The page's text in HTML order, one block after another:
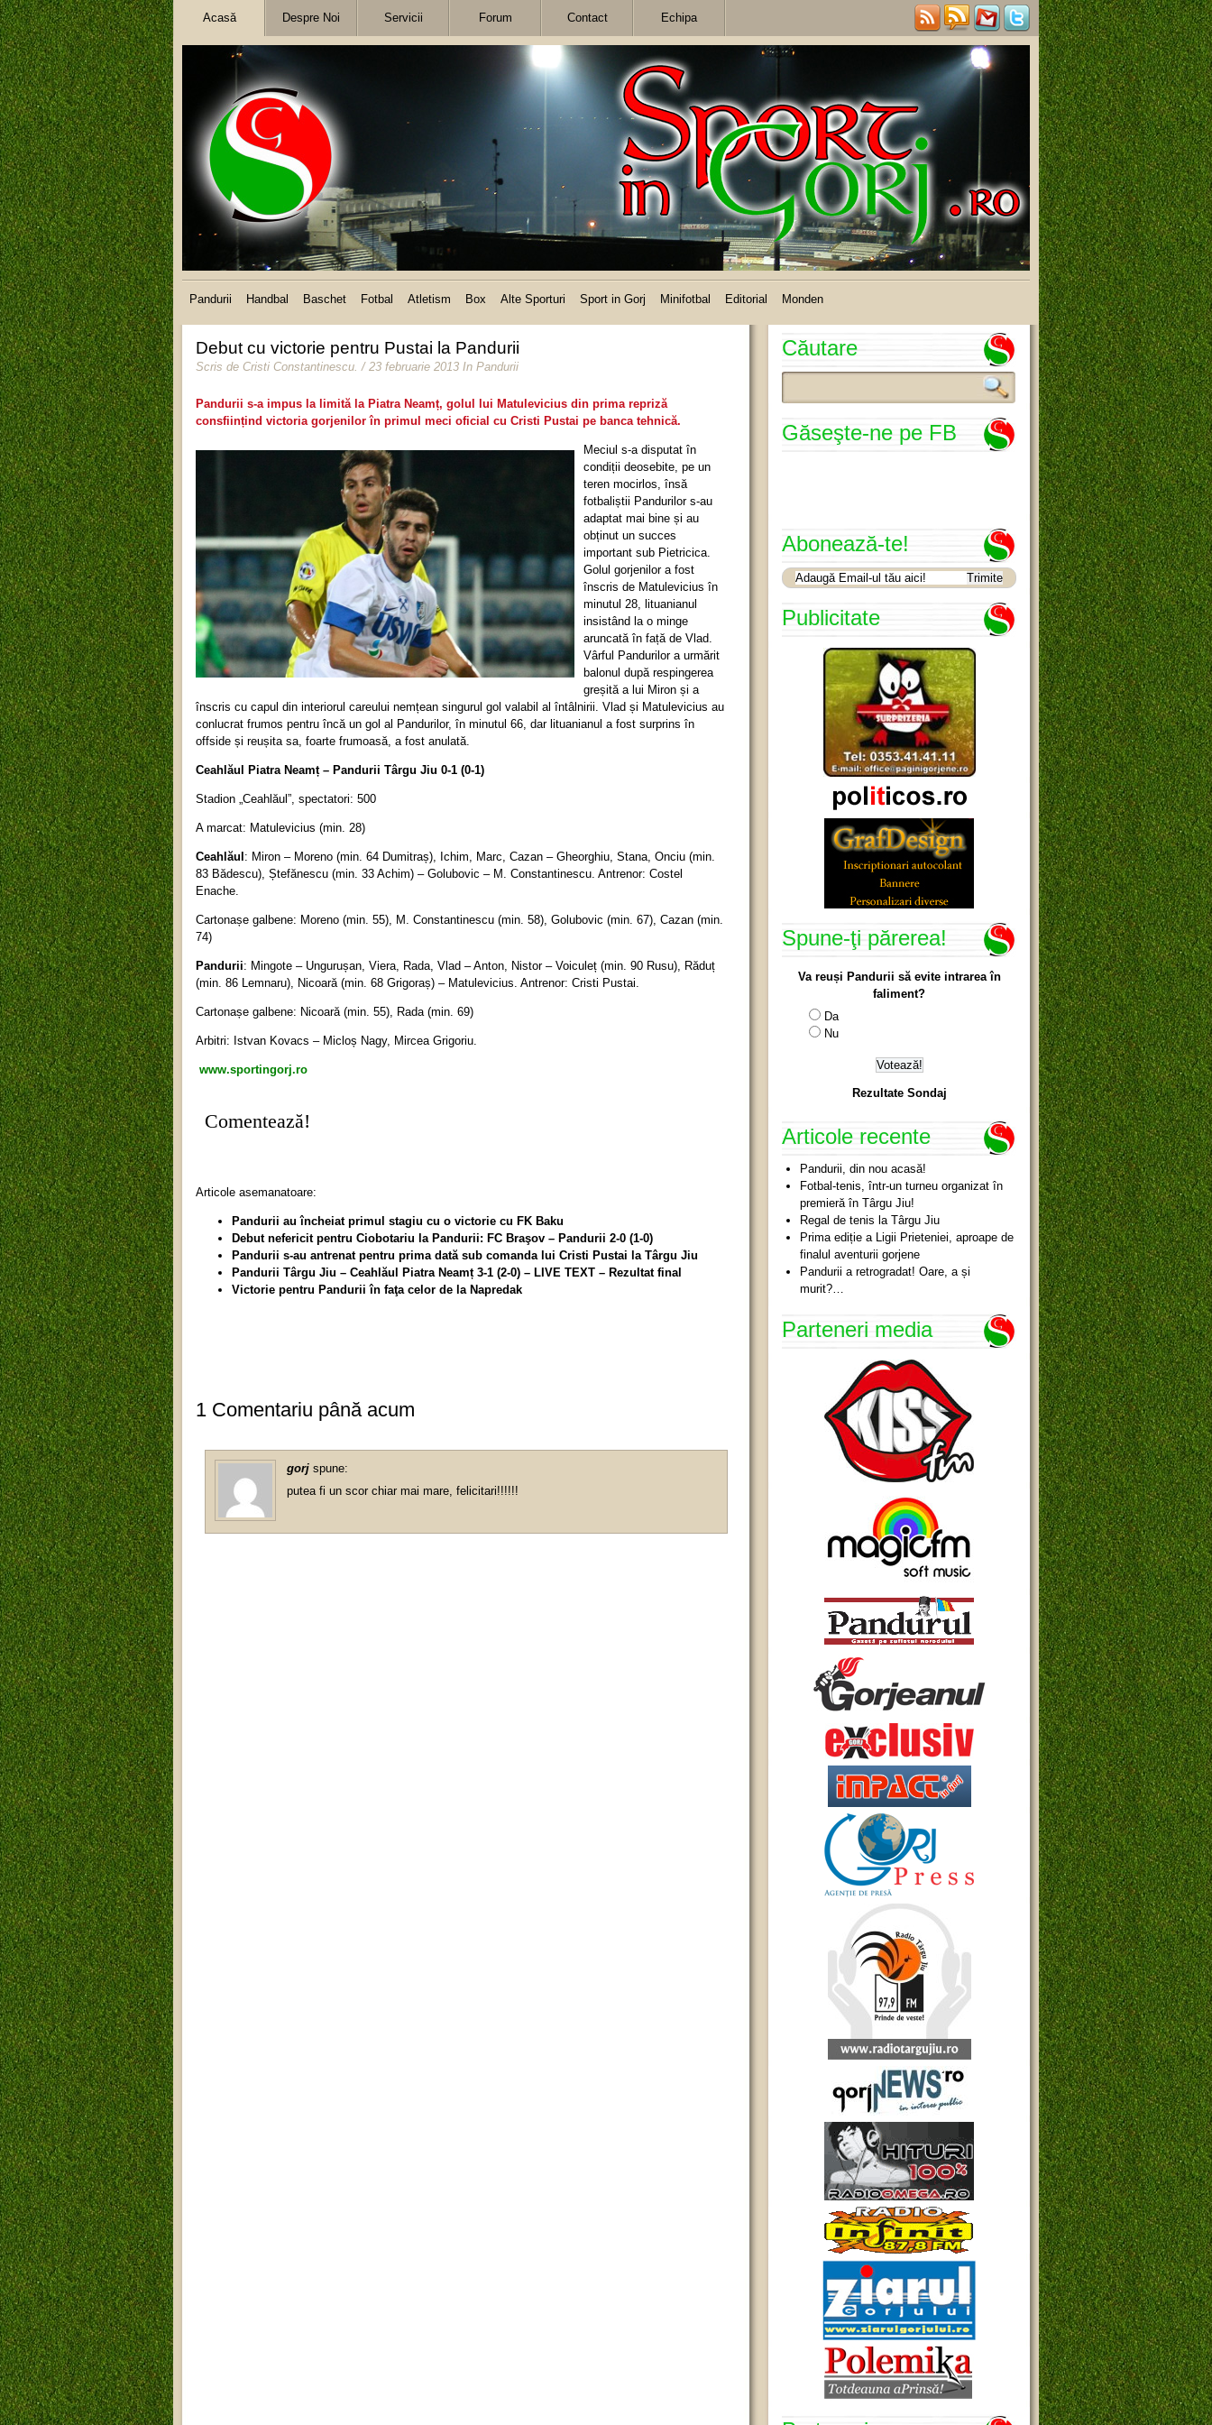
Acasă Despre Noi Servicii Forum Contact Echipa
Pandurii Handbal Baschet Fotbal Atletism Box Alte Sporturi Sport in Gorj Minifotbal Editorial Monden
Debut cu victorie pentru Pustai la Pandurii
Scris de Cristi Constantinescu. / 23 februarie 2013 In Pandurii
Pandurii s-a impus la limită la Piatra Neamț, golul lui Matulevicius din prima repriză
consființind victoria gorjenilor în primul meci oficial cu Cristi Pustai pe banca tehnică.
Meciul s-a disputat în
condiții deosebite, pe un
teren mocirlos, însă
fotbaliștii Pandurilor s-au
adaptat mai bine și au
obținut un succes
important sub Pietricica.
Golul gorjenilor a fost
înscris de Matulevicius în
minutul 28, lituanianul
insistând la o minge
aruncată în față de Vlad.
Vârful Pandurilor a urmărit
balonul după respingerea
greșită a lui Miron și a
înscris cu capul din interiorul careului nemțean singurul gol valabil al întâlnirii. Vlad și Matulevicius au
conlucrat frumos pentru încă un gol al Pandurilor, în minutul 66, dar lituanianul a fost surprins în
offside și reușita sa, foarte frumoasă, a fost anulată.
Ceahlăul Piatra Neamț – Pandurii Târgu Jiu 0-1 (0-1)
Stadion „Ceahlăul”, spectatori: 500
A marcat: Matulevicius (min. 28)
Ceahlăul: Miron – Moreno (min. 64 Dumitraș), Ichim, Marc, Cazan – Gheorghiu, Stana, Onciu (min.
83 Bădescu), Ștefănescu (min. 33 Achim) – Golubovic – M. Constantinescu. Antrenor: Costel
Enache.
Cartonașe galbene: Moreno (min. 55), M. Constantinescu (min. 58), Golubovic (min. 67), Cazan (min.
74)
Pandurii: Mingote – Ungurușan, Viera, Rada, Vlad – Anton, Nistor – Voiculeț (min. 90 Rusu), Răduț
(min. 86 Lemnaru), Nicoară (min. 68 Grigoraș) – Matulevicius. Antrenor: Cristi Pustai.
Cartonașe galbene: Nicoară (min. 55), Rada (min. 69)
Arbitri: Istvan Kovacs – Micloș Nagy, Mircea Grigoriu.
www.sportingorj.ro
Comentează!
Articole asemanatoare:
Pandurii au încheiat primul stagiu cu o victorie cu FK Baku
Debut nefericit pentru Ciobotariu la Pandurii: FC Braşov – Pandurii 2-0 (1-0)
Pandurii s-au antrenat pentru prima dată sub comanda lui Cristi Pustai la Târgu Jiu
Pandurii Târgu Jiu – Ceahlăul Piatra Neamț 3-1 (2-0) – LIVE TEXT – Rezultat final
Victorie pentru Pandurii în faţa celor de la Napredak
1 Comentariu până acum
gorj spune:
putea fi un scor chiar mai mare, felicitari!!!!!!
Căutare
Găseşte-ne pe FB
Abonează-te!
Publicitate
Spune-ţi părerea!
Va reuși Pandurii să evite intrarea în
faliment?
Da
Nu
Rezultate Sondaj
Articole recente
Pandurii, din nou acasă!
Fotbal-tenis, într-un turneu organizat în
premieră în Târgu Jiu!
Regal de tenis la Târgu Jiu
Prima ediție a Ligii Prieteniei, aproape de
finalul aventurii gorjene
Pandurii a retrogradat! Oare, a și
murit?…
Parteneri media